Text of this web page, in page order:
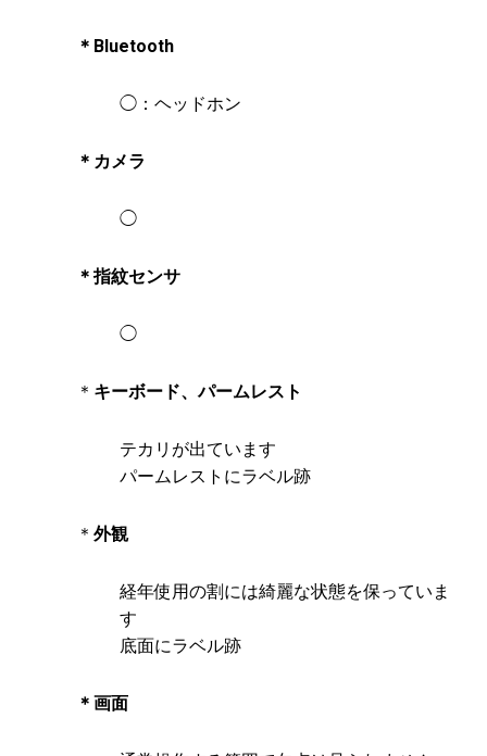
＊Bluetooth
◯：ヘッドホン
＊カメラ
◯
＊指紋センサ
◯
＊ キーボード、パームレスト
テカリが出ています
パームレストにラベル跡
＊ 外観
経年使用の割には綺麗な状態を保っていま
す
底面にラベル跡
＊画面